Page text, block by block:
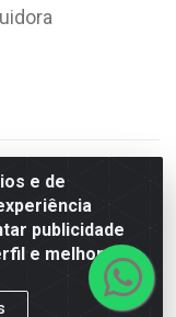
e de
publicidade
e melhorar a
reservados.
importadora e
0001-43 -
Grande/PB